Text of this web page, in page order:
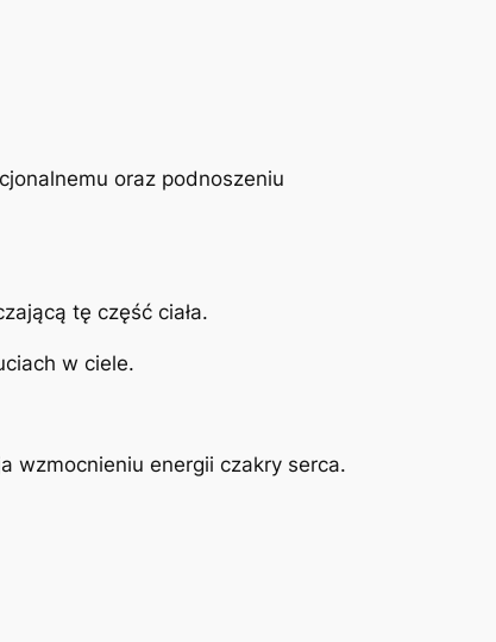
oraz podnoszeniu
tę część ciała.
w ciele.
wzmocnieniu energii czakry serca.